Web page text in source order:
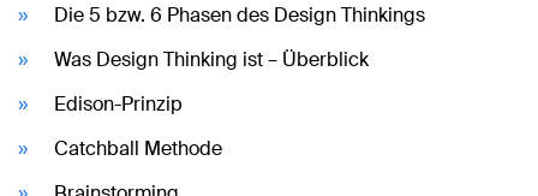
Die 5 bzw. 6 Phasen des Design Thinkings
Was Design Thinking ist – Überblick
Edison-Prinzip
Catchball Methode